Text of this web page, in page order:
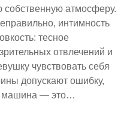
собственную атмосферу.
интимность
тесное
отвлечений и
чувствовать себя
допускают ошибку,
машина — это…